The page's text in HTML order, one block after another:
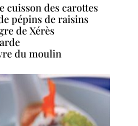
cuisson des carottes
pépins de raisins
de Xérès
du moulin